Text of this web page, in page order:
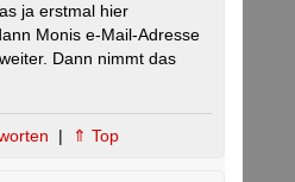
ja erstmal hier
Monis e-Mail-Adresse
Dann nimmt das
| ⇑ Top